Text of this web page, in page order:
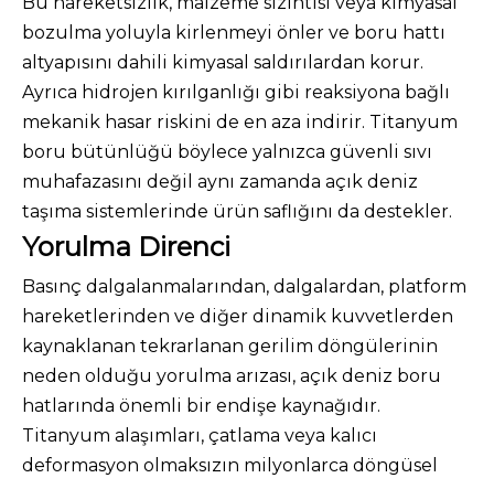
bozulma yoluyla kirlenmeyi önler ve boru hattı
altyapısını dahili kimyasal saldırılardan korur.
Ayrıca hidrojen kırılganlığı gibi reaksiyona bağlı
mekanik hasar riskini de en aza indirir. Titanyum
boru bütünlüğü böylece yalnızca güvenli sıvı
muhafazasını değil aynı zamanda açık deniz
taşıma sistemlerinde ürün saflığını da destekler.
Yorulma Direnci
Basınç dalgalanmalarından, dalgalardan, platform
hareketlerinden ve diğer dinamik kuvvetlerden
kaynaklanan tekrarlanan gerilim döngülerinin
neden olduğu yorulma arızası, açık deniz boru
hatlarında önemli bir endişe kaynağıdır.
Titanyum alaşımları, çatlama veya kalıcı
deformasyon olmaksızın milyonlarca döngüsel